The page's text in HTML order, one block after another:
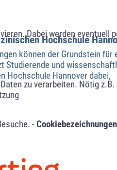
Dabei werden eventuell
zu verarbeiten. Nötig
-
Hochschule
können der Grundstein für
Studierende und
Hochschule Hannover dabei,